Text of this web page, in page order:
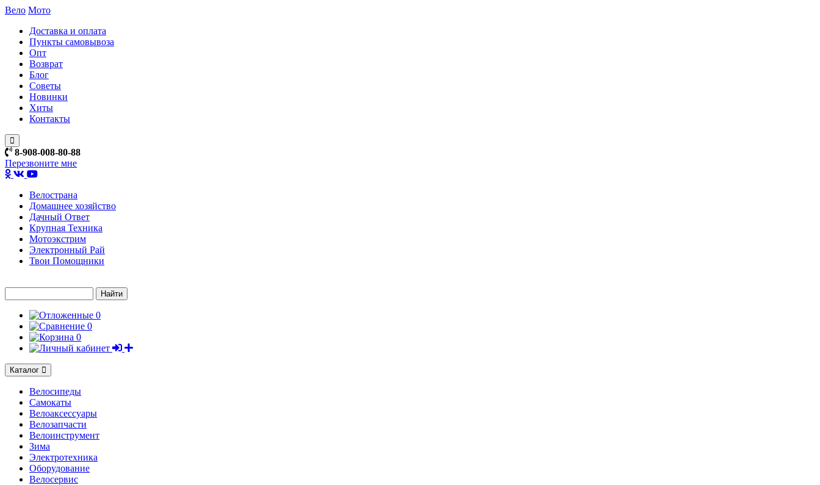
Вело Мото
Доставка и оплата
Пункты самовывоза
Опт
Возврат
Блог
Советы
Новинки
Хиты
Контакты
8-908-008-80-88
Перезвоните мне
Велострана
Домашнее хозяйство
Дачный Ответ
Крупная Техника
Мотоэкстрим
Электронный Рай
Твои Помощники
Найти
0
0
0
Каталог
Велосипеды
Самокаты
Велоаксесcуары
Велозапчасти
Велоинструмент
Зима
Электротехника
Оборудование
Велосервис